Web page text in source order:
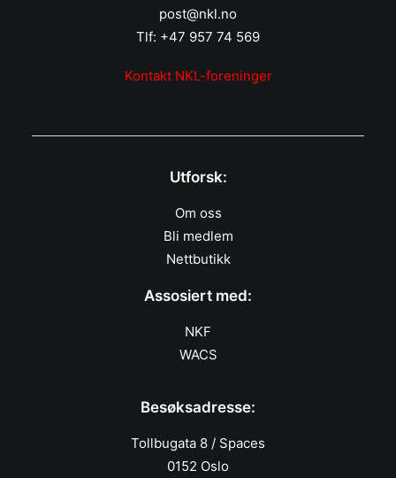
post@nkl.no
Tlf: +47 957 74 569
Kontakt NKL-foreninger
Utforsk:
Om oss
Bli medlem
Nettbutikk
Assosiert med:
NKF
WACS
Besøksadresse:
Tollbugata 8 / Spaces
0152 Oslo